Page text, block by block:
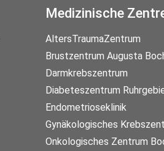
Medizinische
AltersTraumaZentrum
Brustzentrum Augusta
Darmkrebszentrum
Diabeteszentrum
Endometrioseklinik
Gynäkologisches
Onkologisches Zentrum